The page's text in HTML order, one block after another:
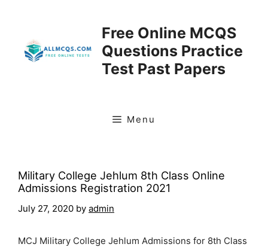
Free Online MCQS
Questions Practice
Test Past Papers
Menu
Military College Jehlum 8th Class Online
Admissions Registration 2021
July 27, 2020 by admin
MCJ Military College Jehlum Admissions for 8th Class